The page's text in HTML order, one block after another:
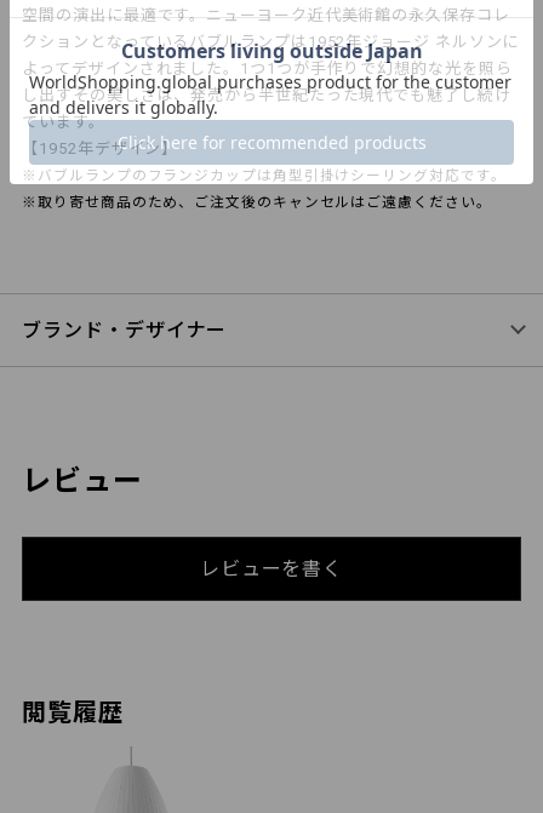
空間の演出に最適です。ニューヨーク近代美術館の永久保存コレ
クションとなっているバブルランプは1952年ジョージ ネルソンに
よってデザインされました。1つ1つが手作りで幻想的な光を照ら
し出すその美しさは、発売から半世紀たった現代でも魅了し続け
ています。
【1952年デザイン】
※バブルランプのフランジカップは角型引掛けシーリング対応です。
※取り寄せ商品のため、ご注文後のキャンセルはご遠慮ください。
ブランド・デザイナー
レビュー
レビューを書く
閲覧履歴